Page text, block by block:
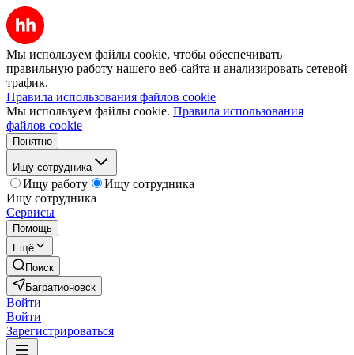
Мы используем файлы cookie, чтобы обеспечивать
правильную работу нашего веб-сайта и анализировать сетевой
трафик.
Правила использования файлов cookie
Мы используем файлы cookie. Правила использования
файлов cookie
Понятно
Ищу сотрудника
Ищу работу
Ищу сотрудника
Ищу сотрудника
Сервисы
Помощь
Ещё
Поиск
Багратионовск
Войти
Войти
Зарегистрироваться